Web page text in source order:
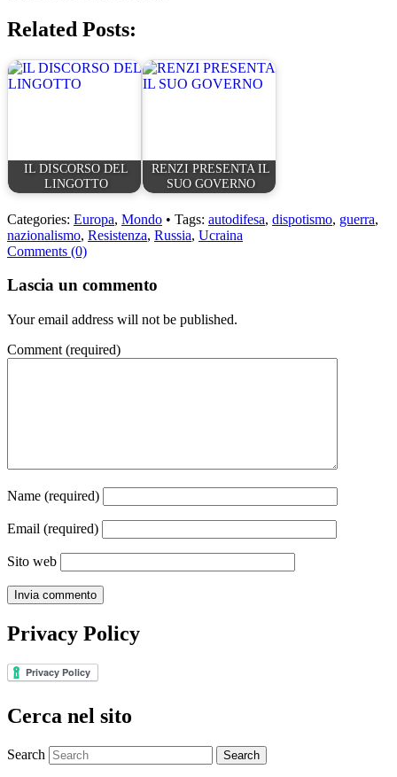
Related Posts:
IL DISCORSO DEL
LINGOTTO
RENZI PRESENTA IL
SUO GOVERNO
Categories: Europa, Mondo • Tags: autodifesa, dispotismo, guerra,
nazionalismo, Resistenza, Russia, Ucraina
Comments (0)
Lascia un commento
Your email address will not be published.
Comment (required)
Name (required)
Email (required)
Sito web
Privacy Policy
Cerca nel sito
Search